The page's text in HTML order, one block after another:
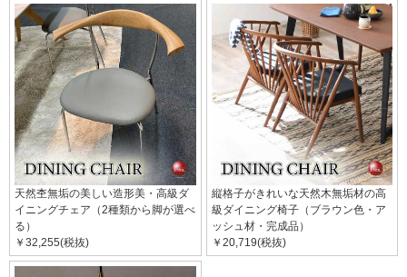
天然杢無垢の美しい造形美・高級ダ
イニングチェア（2種類から脚が選べ
る）
￥32,255(税抜)
縦格子がきれいな天然木無垢材の高
級ダイニング椅子（ブラウン色・ア
ッシュ材・完成品）
￥20,719(税抜)